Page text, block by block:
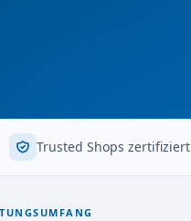
Trusted Shops zertifiziert